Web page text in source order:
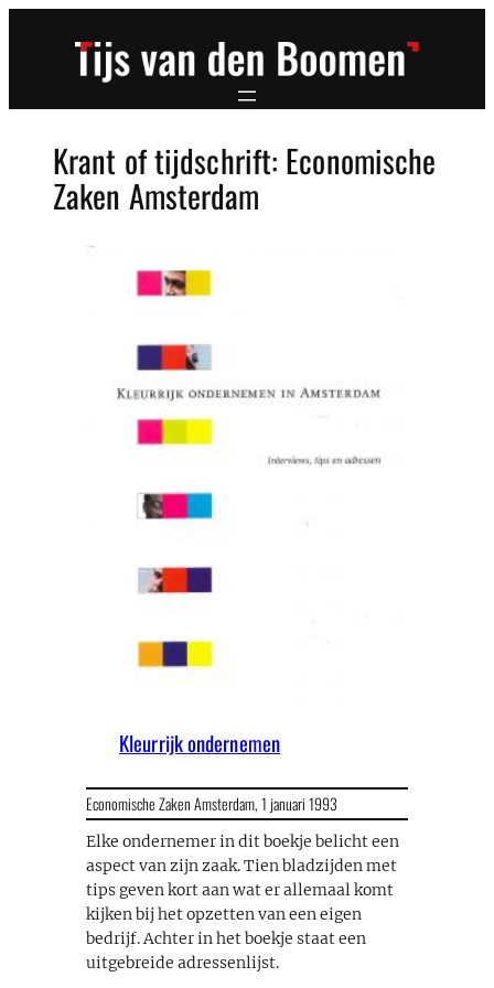
Krant of tijdschrift: Economische
Zaken Amsterdam
Kleurrijk ondernemen
Economische Zaken Amsterdam,1 januari 1993
Elke ondernemer in dit boekje belicht een
aspect van zijn zaak. Tien bladzijden met
tips geven kort aan wat er allemaal komt
kijken bij het opzetten van een eigen
bedrijf. Achter in het boekje staat een
uitgebreide adressenlijst.